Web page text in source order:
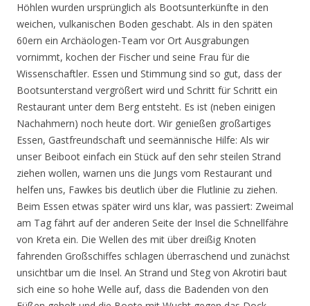
Höhlen wurden ursprünglich als Bootsunterkünfte in den
weichen, vulkanischen Boden geschabt. Als in den späten
60ern ein Archäologen-Team vor Ort Ausgrabungen
vornimmt, kochen der Fischer und seine Frau für die
Wissenschaftler. Essen und Stimmung sind so gut, dass der
Bootsunterstand vergrößert wird und Schritt für Schritt ein
Restaurant unter dem Berg entsteht. Es ist (neben einigen
Nachahmern) noch heute dort. Wir genießen großartiges
Essen, Gastfreundschaft und seemännische Hilfe: Als wir
unser Beiboot einfach ein Stück auf den sehr steilen Strand
ziehen wollen, warnen uns die Jungs vom Restaurant und
helfen uns, Fawkes bis deutlich über die Flutlinie zu ziehen.
Beim Essen etwas später wird uns klar, was passiert: Zweimal
am Tag fährt auf der anderen Seite der Insel die Schnellfähre
von Kreta ein. Die Wellen des mit über dreißig Knoten
fahrenden Großschiffes schlagen überraschend und zunächst
unsichtbar um die Insel. An Strand und Steg von Akrotiri baut
sich eine so hohe Welle auf, dass die Badenden von den